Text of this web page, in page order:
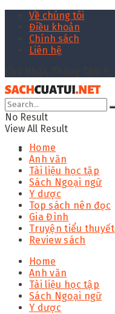
Về chúng tôi
Điều khoản
Chính sách
Liên hệ
No Result
View All Result
Home
Anh văn
Tài liệu học tập
Sách Ngoại ngữ
Y dược
Top sách nên đọc
Gia Đình
Truyện tiểu thuyết
Review sách
Home
Anh văn
Tài liệu học tập
Sách Ngoại ngữ
Y dược